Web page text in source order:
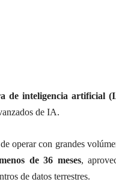
de inteligencia artificial
de IA.
operar con grandes
de 36 meses,
de datos terrestres.